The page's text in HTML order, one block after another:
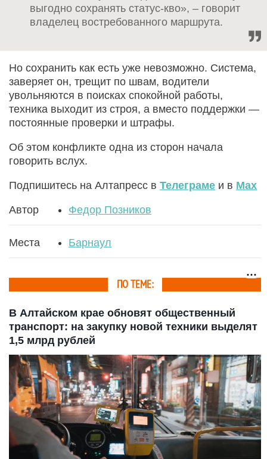
выгодно сохранять статус-кво», – говорит
владелец востребованного маршрута.
Но сохранить как есть уже невозможно. Система,
заверяет он, трещит по швам, водители
увольняются в поисках спокойной работы,
техника выходит из строя, а вместо поддержки —
постоянные проверки и штрафы.
Об этом конфликте одна из сторон начала
говорить вслух.
Подпишитесь на Алтапресс в Телеграме и в Max
Автор Федор Позников
Места Барнаул
ПО ТЕМЕ:
В Алтайском крае обновят общественный
транспорт: на закупку новой техники выделят
1,5 млрд рублей